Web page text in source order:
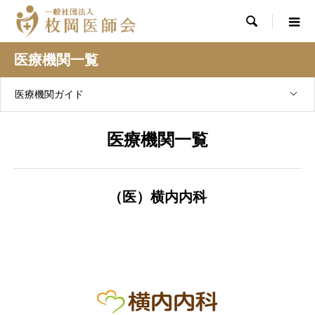

医療機関一覧
医療機関ガイド
医療機関一覧
（医）横内内科